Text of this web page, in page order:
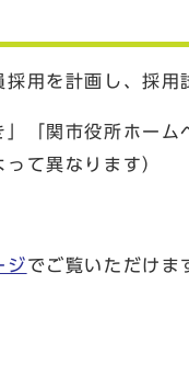
用を計画し、採用
「関市役所ホー
て異なります）
ジでご覧いただけま